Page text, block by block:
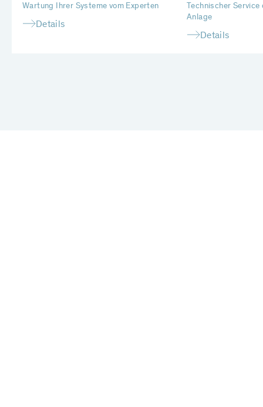
Wartung Ihrer Systeme vom Experten
Details
Technischer
Anlage
Details